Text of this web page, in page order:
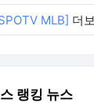
MLB] 더
랭킹 뉴스